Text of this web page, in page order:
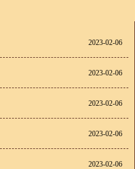
2023-02-06
2023-02-06
2023-02-06
2023-02-06
2023-02-06